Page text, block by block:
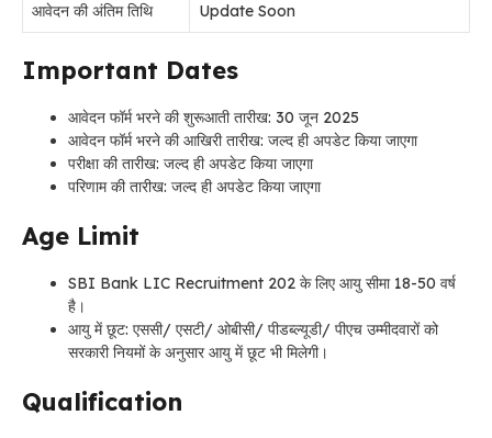
आवेदन की अंतिम तिथि Update Soon
Important Dates
आवेदन फॉर्म भरने की शुरूआती तारीख: 30 जून 2025
आवेदन फॉर्म भरने की आखिरी तारीख: जल्द ही अपडेट किया जाएगा
परीक्षा की तारीख: जल्द ही अपडेट किया जाएगा
परिणाम की तारीख: जल्द ही अपडेट किया जाएगा
Age Limit
SBI Bank LIC Recruitment 202 के लिए आयु सीमा 18-50 वर्ष
है।
आयु में छूट: एससी/ एसटी/ ओबीसी/ पीडब्ल्यूडी/ पीएच उम्मीदवारों को
सरकारी नियमों के अनुसार आयु में छूट भी मिलेगी।
Qualification